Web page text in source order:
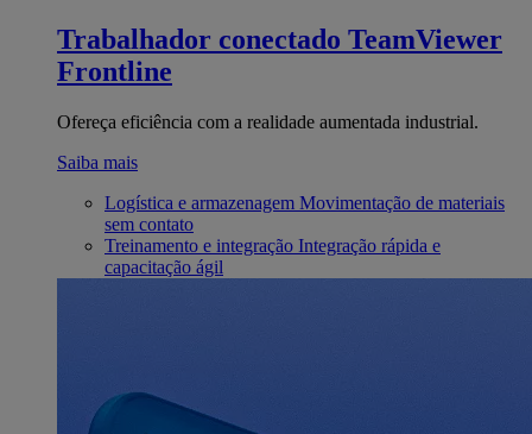
Trabalhador conectado TeamViewer
Frontline
Ofereça eficiência com a realidade aumentada industrial.
Saiba mais
Logística e armazenagem Movimentação de materiais
sem contato
Treinamento e integração Integração rápida e
capacitação ágil